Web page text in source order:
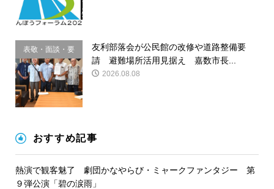
表敬・面談・要
請
友利部落会が公民館の改修や道路整備要
請 避難場所活用見据え 嘉数市長...
2026.08.08
おすすめ記事
熱演で観客魅了 劇団かなやらび・ミャークファンタジー 第
９弾公演「碧の涙雨」